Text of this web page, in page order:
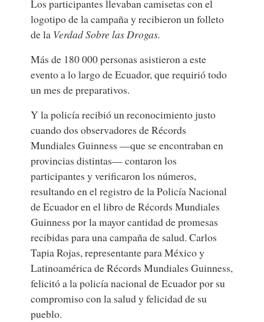
Los participantes llevaban camisetas con el
logotipo de la campaña y recibieron un folleto
de la Verdad Sobre las Drogas.
Más de 180 000 personas asistieron a este
evento a lo largo de Ecuador, que requirió todo
un mes de preparativos.
Y la policía recibió un reconocimiento justo
cuando dos observadores de Récords
Mundiales Guinness —que se encontraban en
provincias distintas— contaron los
participantes y verificaron los números,
resultando en el registro de la Policía Nacional
de Ecuador en el libro de Récords Mundiales
Guinness por la mayor cantidad de promesas
recibidas para una campaña de salud. Carlos
Tapia Rojas, representante para México y
Latinoamérica de Récords Mundiales Guinness,
felicitó a la policía nacional de Ecuador por su
compromiso con la salud y felicidad de su
pueblo.